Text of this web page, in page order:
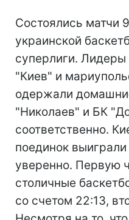
Состоялись матчи
украинской
суперлиги.
"Киев" и
одержали
"Николаев" и БК
соответственно.
поединок выиграли
уверенно. Первую
столичные
со счетом 22:13,